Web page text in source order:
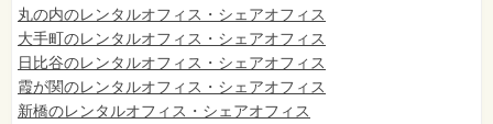
丸の内のレンタルオフィス・シェアオフィス
大手町のレンタルオフィス・シェアオフィス
日比谷のレンタルオフィス・シェアオフィス
霞が関のレンタルオフィス・シェアオフィス
新橋のレンタルオフィス・シェアオフィス